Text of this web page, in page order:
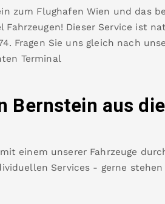
zum Flughafen Wien und das
Dieser Service ist
. Fragen Sie uns gleich nach
Terminal
Bernstein aus
einem unserer Fahrzeuge
Services - gerne